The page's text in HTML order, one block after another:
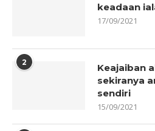
keadaan
17/09/2021
2
Keajaiban
sekiranya
sendiri
15/09/2021